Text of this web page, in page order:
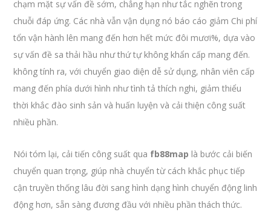
chạm mặt sự vấn đề sớm, chẳng hạn như tắc nghẽn trong
chuỗi đáp ứng. Các nhà vẫn vận dụng nó báo cáo giảm Chi phí
tổn vận hành lên mang đến hơn hết mức đôi mươi%, dựa vào
sự vấn đề sa thải hầu như thứ tự không khẩn cấp mang đến.
không tính ra, với chuyển giao diện dễ sử dụng, nhân viên cấp
mang đến phía dưới hình như tình tả thích nghi, giảm thiểu
thời khắc đào sinh sản và huấn luyện và cải thiện công suất
nhiều phần.
Nói tóm lại, cải tiến công suất qua fb88map là bước cải biến
chuyển quan trọng, giúp nhà chuyển từ cách khắc phục tiếp
cận truyền thống lâu đời sang hình dạng hình chuyển động linh
động hơn, sẵn sàng đương đầu với nhiều phần thách thức.